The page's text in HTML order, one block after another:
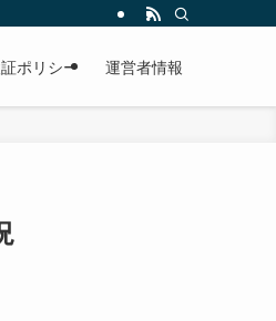
ポリシー 運営者情報